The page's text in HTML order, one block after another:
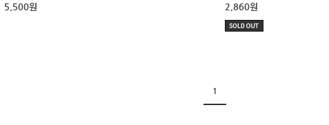
5,500원 2,860원
1